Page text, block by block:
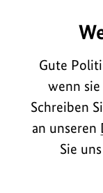
Gute
wenn
Schreiben
an unseren
Sie